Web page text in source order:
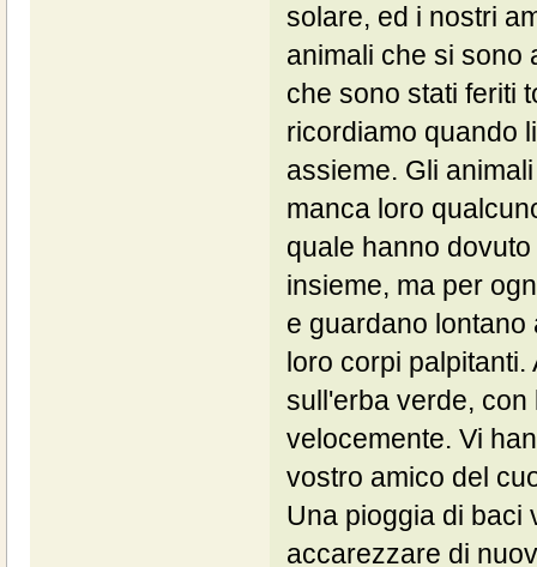
solare, ed i nostri
animali che si sono
che sono stati feriti
ricordiamo quando
assieme. Gli
manca loro
quale hanno
insieme, ma per
e guardano lontano
loro corpi
sull'erba verde,
velocemente. Vi
vostro amico del
Una pioggia di baci
accarezzare di